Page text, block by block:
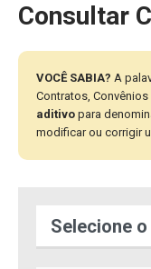
Consultar
VOCÊ SABIA? A
Contratos,
aditivo para
modificar ou corrigir